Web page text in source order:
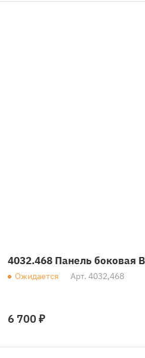
4032.468 Панель боковая
Ожидается Арт. 4032,468
6 700 ₽